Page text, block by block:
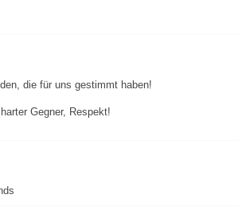
die für uns gestimmt haben!
Gegner, Respekt!